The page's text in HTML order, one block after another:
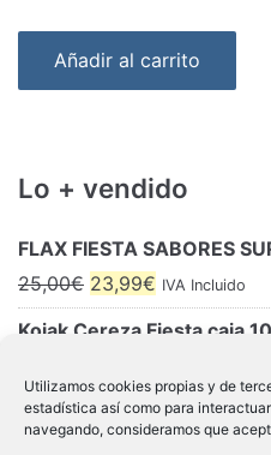
Utilizamos cookies propias y de
estadística así como para
navegando, consideramos que
original
era:
actual
es:
Añadir al carrito
Lo + vendido
FLAX FIESTA SABORES
25,00€ El
era:
25,00€.
23,99€ El
precio
es:
23,99€.
IVA Incluido
Kojak Cereza Fiesta caja
precio
original
precio
actual
Cesta Chocolate 59€